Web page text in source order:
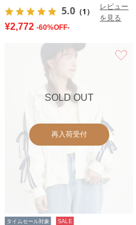
5.0 （1）
レビュー
を見る
¥2,772 -60%OFF-
SOLD OUT
再入荷受付
タイムセール対象 SALE